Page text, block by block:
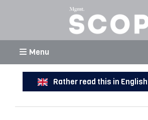
Menu
Rather read this in